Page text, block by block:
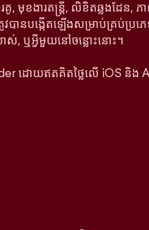
, មុខងារតន្រ្តី, លិខិតឆ្លងដែន, ភ
បានបង្កើតឡើងសម្រាប់គ្រប់ប្រភេ
ស់, ឬអ្វីមួយនៅចន្លោះនោះ។
ដោយឥតគិតថ្លៃលើ iOS និង